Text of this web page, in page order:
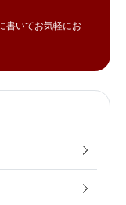
書いてお気軽にお